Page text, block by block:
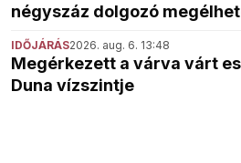
négyszáz dolgozó
IDŐJÁRÁS2026. aug. 6. 13:48
Megérkezett a várva várt
Duna vízszintje